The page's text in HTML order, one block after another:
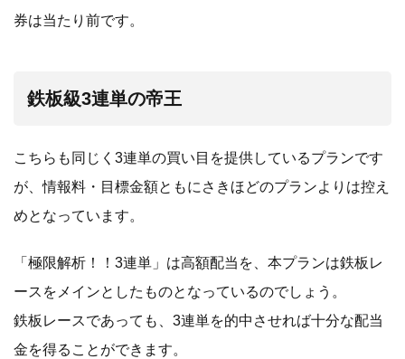
券は当たり前です。
鉄板級3連単の帝王
こちらも同じく3連単の買い目を提供しているプランです
が、情報料・目標金額ともにさきほどのプランよりは控え
めとなっています。
「極限解析！！3連単」は高額配当を、本プランは鉄板レ
ースをメインとしたものとなっているのでしょう。
鉄板レースであっても、3連単を的中させれば十分な配当
金を得ることができます。